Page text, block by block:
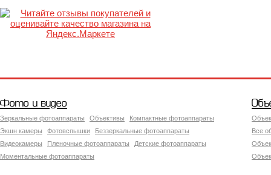
Фото и видео
Зеркальные фотоаппараты Объективы
Компактные фотоаппараты
Экшн камеры
Фотовспышки
Беззеркальные фотоаппараты
Видеокамеры
Пленочные фотоаппараты
Детские фотоаппараты
Моментальные фотоаппараты
Все